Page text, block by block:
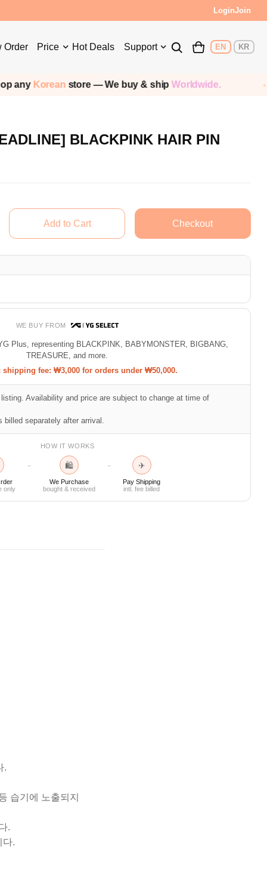
LoginJoin
Order Price Hot Deals Support EN KR
Koreanstore — We buy & ship Worldwide.
BLACKPINK HAIR PIN
WE BUY FROM
Plus, representing BLACKPINK, BABYMONSTER, BIGBANG,
TREASURE, and more.
fee: ₩3,000 for orders under ₩50,000.
Availability and price are subject to change at time of
billed separately after arrival.
HOW IT WORKS
only
→ 🛍
We Purchase
bought & received
→ ✈
Pay Shipping
intl. fee billed
.
습기에 노출되지
.
다.